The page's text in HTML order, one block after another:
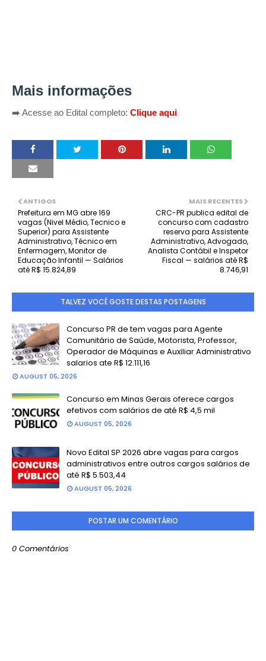
Mais informações
➡️ Acesse ao Edital completo: Clique aqui
MAIS RECENTES
CRC-PR publica edital de
concurso com cadastro
reserva para Assistente
Administrativo, Advogado,
Analista Contábil e Inspetor
Fiscal — salários até R$
8.746,91
ANTIGOS
Prefeitura em MG abre 169
vagas (Nivel Médio, Tecnico e
Superior) para Assistente
Administrativo, Técnico em
Enfermagem, Monitor de
Educação Infantil — Salários
até R$ 15.824,89
TALVEZ VOCÊ GOSTE DESTAS POSTAGENS
Concurso PR de tem vagas para Agente
Comunitário de Saúde, Motorista, Professor,
Operador de Máquinas e Auxiliar Administrativo
salarios ate R$ 12.111,16
AUGUST 05, 2026
Concurso em Minas Gerais oferece cargos
efetivos com salários de até R$ 4,5 mil
AUGUST 05, 2026
Novo Edital SP 2026 abre vagas para cargos
administrativos entre outros cargos salários de
até R$ 5.503,44
AUGUST 05, 2026
POSTAR UM COMENTÁRIO
0 Comentários